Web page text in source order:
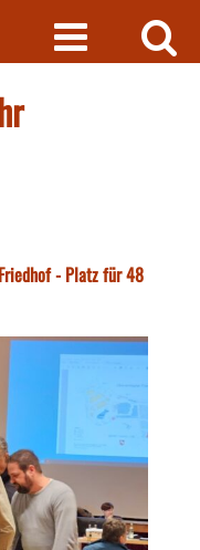
- Platz für 48